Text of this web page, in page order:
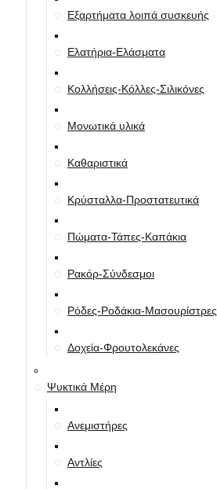
Εξαρτήματα λοιπά συσκευής
Ελατήρια-Ελάσματα
Κολλήσεις-Κόλλες-Σιλικόνες
Μονωτικά υλικά
Καθαριστικά
Κρύσταλλα-Προστατευτικά
Πώματα-Τάπες-Καπάκια
Ρακόρ-Σύνδεσμοι
Ρόδες-Ροδάκια-Μασουρίστρες
Δοχεία-Φρουτολεκάνες
Ψυκτικά Μέρη
Ανεμιστήρες
Αντλίες